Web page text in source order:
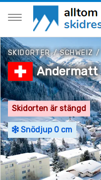
SKIDORTER/SCHWEIZ /
Andermatt
Skidorten är stängd
Snödjup 0 cm